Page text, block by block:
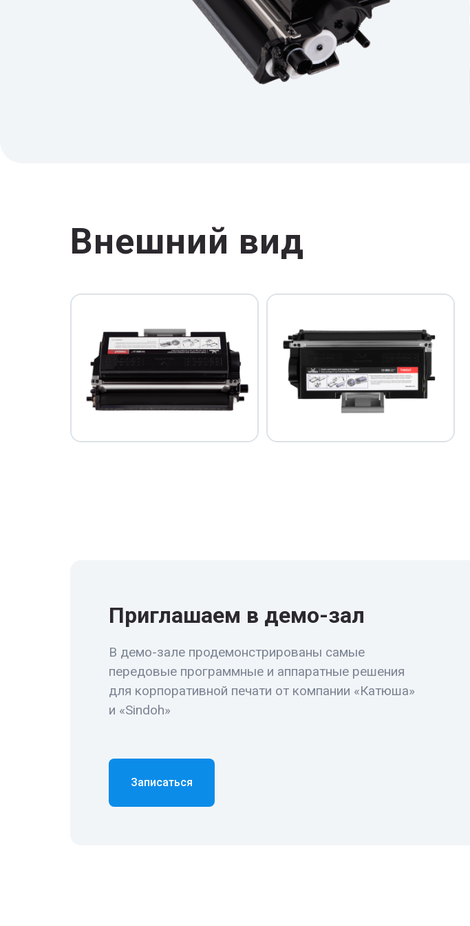
Внешний вид
Приглашаем в демо-зал
В демо-зале продемонстрированы самые
передовые программные и аппаратные решения
для корпоративной печати от компании «Катюша»
и «Sindoh»
Записаться